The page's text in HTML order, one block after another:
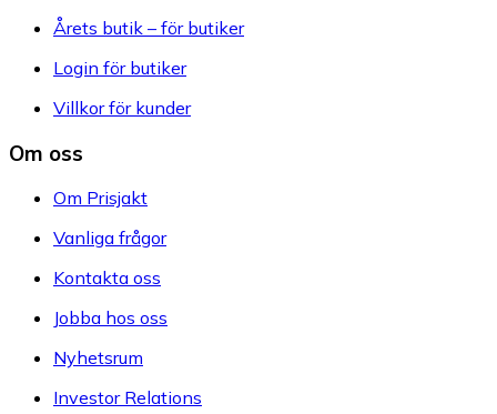
Årets butik – för butiker
Login för butiker
Villkor för kunder
Om oss
Om Prisjakt
Vanliga frågor
Kontakta oss
Jobba hos oss
Nyhetsrum
Investor Relations